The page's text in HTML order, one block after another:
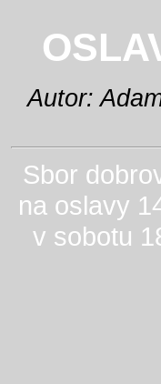
Autor:
Sbor
na oslavy
v sobotu